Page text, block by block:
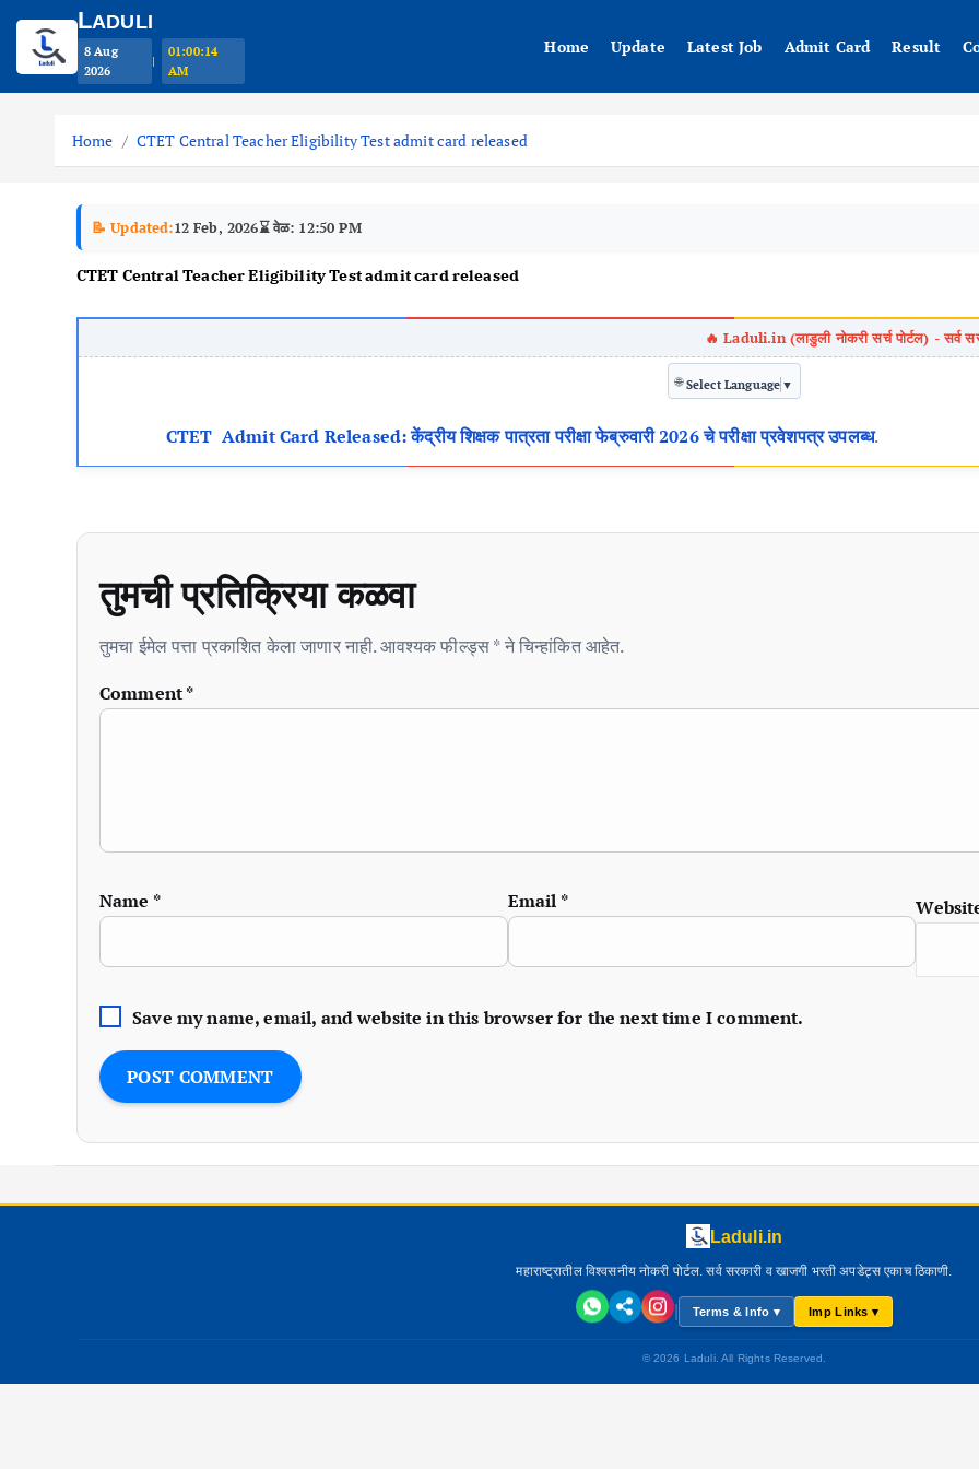
Home CTET Central Teacher Eligibility Test admit card released
📝 Updated:12 Feb, 2026⌛ वेळ: 12:50 PM
CTET Central Teacher Eligibility Test admit card released
🌐 Select Language ▼
CTET Admit Card Released: केंद्रीय शिक्षक पात्रता परीक्षा फेब्रुवारी 2026 चे परीक्षा प्रवेशपत्र उपलब्ध.
तुमची प्रतिक्रिया कळवा
तुमचा ईमेल पत्ता प्रकाशित केला जाणार नाही. आवश्यक फील्ड्स * ने चिन्हांकित आहेत.
Comment*
Name * Email *
Save my name, email, and website in this browser for the next time I comment.
Laduli.in
महाराष्ट्रातील विश्वसनीय नोकरी पोर्टल. सर्व सरकारी व खाजगी भरती अपडेट्स एकाच ठिकाणी.
| Terms & Info ▾ Imp Links ▾
© 2026 Laduli. All Rights Reserved.
LADULI
8 Aug
2026
|
01:00:15
AM
Home Update Latest Job Admit Card Result